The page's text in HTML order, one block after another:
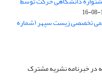
تخصصی زیست سپهر (شماره
در خبرنامه نشریه مشترک